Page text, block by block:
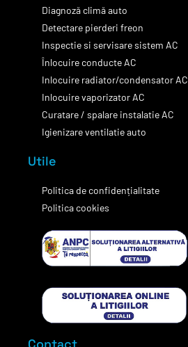
Diagnoză climă auto
Detectare pierderi freon
Inspectie si servisare sistem AC
Înlocuire conducte AC
Inlocuire radiator/condensator AC
Inlocuire vaporizator AC
Curatare / spalare instalatie AC
Igienizare ventilatie auto
Utile
Politica de confidențialitate
Politica cookies
Contact